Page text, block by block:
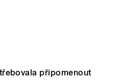
připomenout